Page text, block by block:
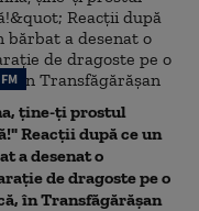
ţine-ţi prostul
Reacţii după ce un
a desenat o
de dragoste pe o
în Transfăgărăşan